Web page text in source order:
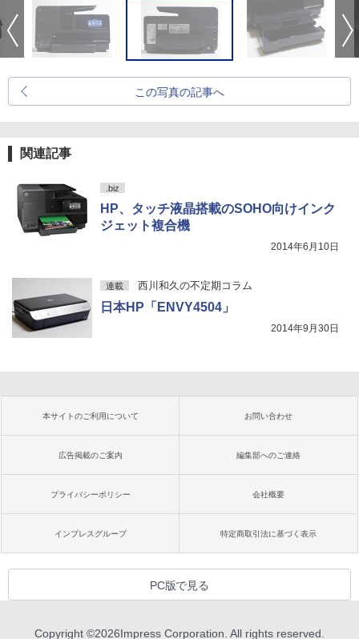
この写真の記事へ
関連記事
.biz
HP、タッチ液晶搭載のSOHO向けインク
ジェット複合機
2014年6月10日
連載 西川和久の不定期コラム
日本HP「ENVY4504」
2014年9月30日
本サイトのご利用について お問い合わせ
広告掲載のご案内 編集部へのご連絡
プライバシーポリシー 会社概要
インプレスグループ 特定商取引法に基づく表示
PC版で見る
Copyright ©2026Impress Corporation. All rights reserved.